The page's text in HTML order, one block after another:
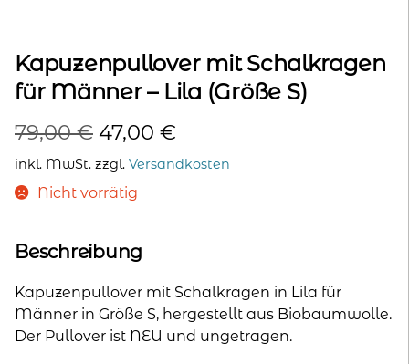
Kapuzenpullover mit Schalkragen
für Männer – Lila (Größe S)
79,00€ Ursprünglicher
Preis
war:
47,00 €
Preis
inkl. MwSt. zzgl. Versandkosten
Nicht vorrätig
Beschreibung
Kapuzenpullover mit Schalkragen in Lila für
Männer in Größe S, hergestellt aus Biobaumwolle.
Der Pullover ist NEU und ungetragen.